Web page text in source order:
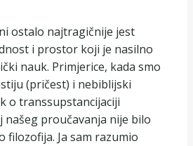
ostalo najtragičnije jest
i prostor koji je nasilno
nauk. Primjerice, kada smo
(pričest) i nebiblijski
o transsupstancijaciji
proučavanja nije bilo
filozofija. Ja sam razumio